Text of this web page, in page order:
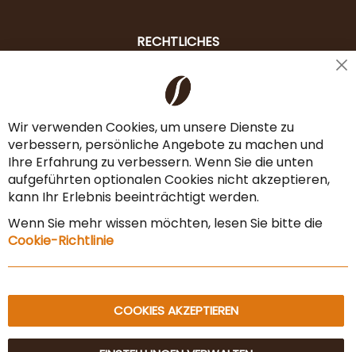
RECHTLICHES
Liefer- & Versandkosten
AGB & Widerrufsrecht
Vertrag widerrufen
Impressum
Datenschutz & Sicherheit
Wir verwenden Cookies, um unsere Dienste zu
verbessern, persönliche Angebote zu machen und
Ihre Erfahrung zu verbessern. Wenn Sie die unten
aufgeführten optionalen Cookies nicht akzeptieren,
kann Ihr Erlebnis beeinträchtigt werden.
Wenn Sie mehr wissen möchten, lesen Sie bitte die
Cookie-Richtlinie
COOKIES AKZEPTIEREN